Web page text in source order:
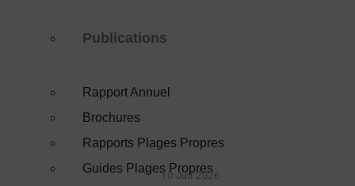
Publications
Rapport Annuel
Brochures
Rapports Plages Propres
Guides Plages Propres
10 Juil 2026